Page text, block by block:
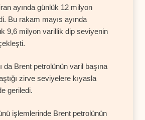
ayında günlük 12 milyon
Bu rakam mayıs ayında
9,6 milyon varillik dip seviyenin
da Brent petrolünün varil başına
zirve seviyelere kıyasla
geriledi.
işlemlerinde Brent petrolünün